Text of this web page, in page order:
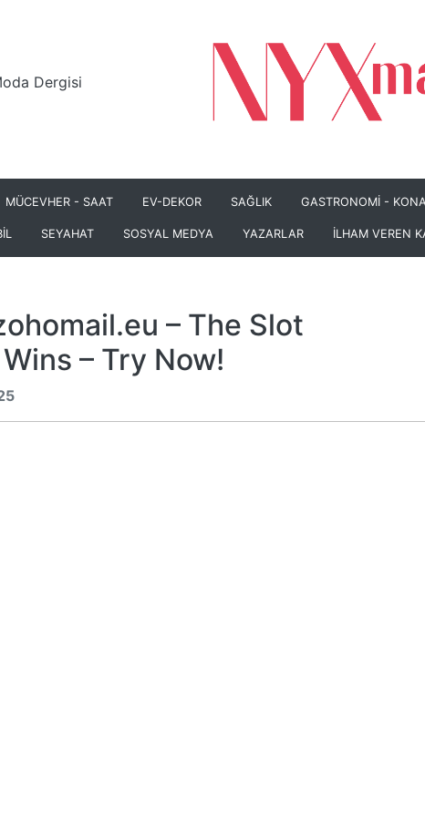
Dergisi
MÜCEVHER - SAAT EV-DEKOR SAĞLIK GASTRONOMİ -
SEYAHAT SOSYAL MEDYA YAZARLAR İLHAM VEREN
– The Slot
– Try Now!